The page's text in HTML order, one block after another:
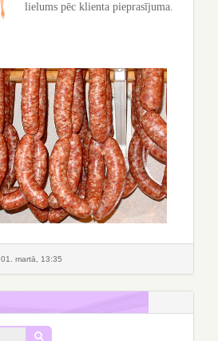
lielums pēc klienta pieprasījuma.
martā, 13:35